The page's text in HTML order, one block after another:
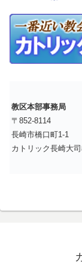
教区本部事務局
〒852-8114
長崎市橋口町1-1
カトリック長崎大